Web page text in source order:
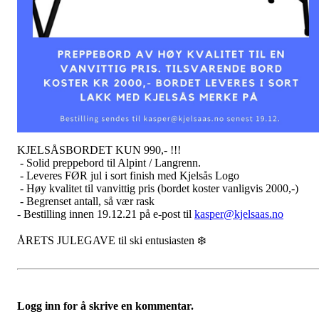
KJELSÅSBORDET KUN 990,- !!!
- Solid preppebord til Alpint / Langrenn.
- Leveres FØR jul i sort finish med Kjelsås Logo
- Høy kvalitet til vanvittig pris (bordet koster vanligvis 2000,-)
- Begrenset antall, så vær rask
- Bestilling innen 19.12.21 på e-post til kasper@kjelsaas.no
ÅRETS JULEGAVE til ski entusiasten ❄️
Logg inn for å skrive en kommentar.